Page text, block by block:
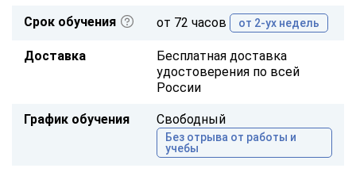
Срок обучения от 72 часов от 2-ух недель
Доставка
Бесплатная доставка
удостоверения по всей
России
График обучения Свободный
Без отрыва от работы и
учебы